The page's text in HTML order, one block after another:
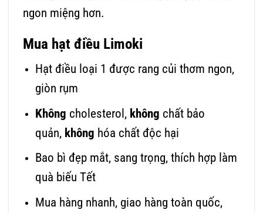
ngon miệng hơn.
Mua hạt điều Limoki
Hạt điều loại 1 được rang củi thơm ngon,
giòn rụm
Không cholesterol, không chất bảo
quản, không hóa chất độc hại
Bao bì đẹp mắt, sang trọng, thích hợp làm
quà biếu Tết
Mua hàng nhanh, giao hàng toàn quốc,